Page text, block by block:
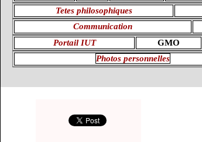
Tetes philosophiques
Communication
Portail IUT
GMO
Photos personnelles